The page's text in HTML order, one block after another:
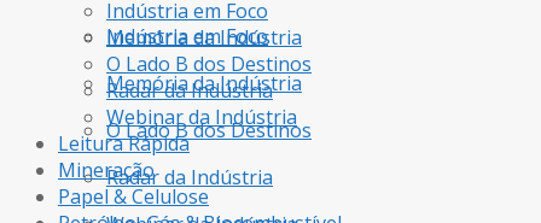
Indústria em Foco
Memória da Indústria
O Lado B dos Destinos
Radar da Indústria
Indústria em Foco
Memória da Indústria
O Lado B dos Destinos
Radar da Indústria
Webinar da Indústria
Leitura Rápida
Mineração
Papel & Celulose